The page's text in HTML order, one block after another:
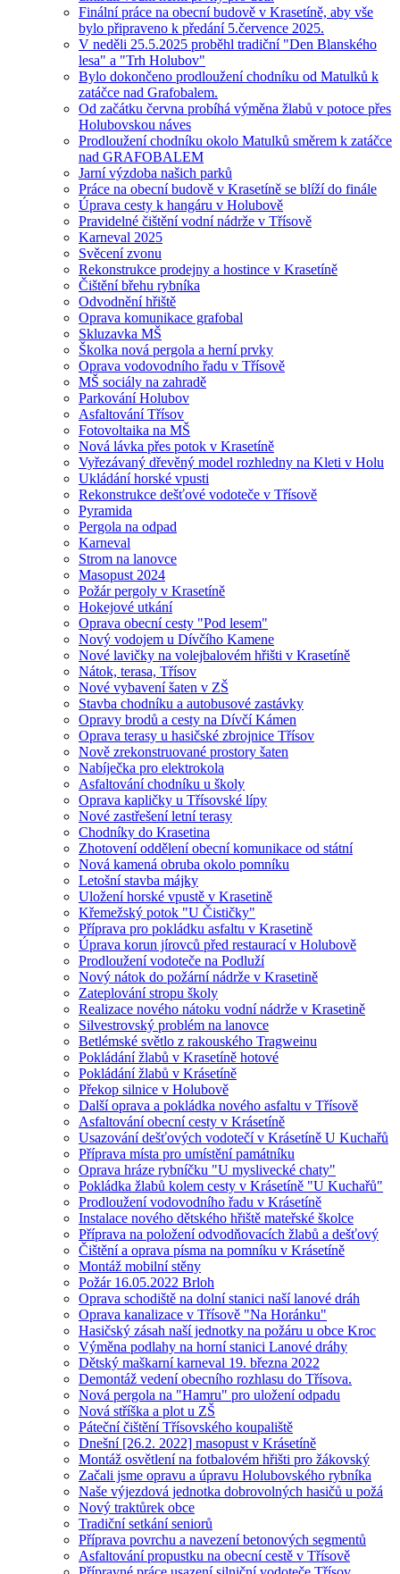
Finální práce na obecní budově v Krasetíně, aby vše
bylo připraveno k předání 5.července 2025.
V neděli 25.5.2025 proběhl tradiční "Den Blanského
lesa" a "Trh Holubov"
Bylo dokončeno prodloužení chodníku od Matulků k
zatáčce nad Grafobalem.
Od začátku června probíhá výměna žlabů v potoce přes
Holubovskou náves
Prodloužení chodníku okolo Matulků směrem k zatáčce
nad GRAFOBALEM
Jarní výzdoba našich parků
Práce na obecní budově v Krasetíně se blíží do finále
Úprava cesty k hangáru v Holubově
Pravidelné čištění vodní nádrže v Třísově
Karneval 2025
Svěcení zvonu
Rekonstrukce prodejny a hostince v Krasetíně
Čištění břehu rybníka
Odvodnění hřiště
Oprava komunikace grafobal
Skluzavka MŠ
Školka nová pergola a herní prvky
Oprava vodovodního řadu v Třísově
MŠ sociály na zahradě
Parkování Holubov
Asfaltování Třísov
Fotovoltaika na MŠ
Nová lávka přes potok v Krasetíně
Vyřezávaný dřevěný model rozhledny na Kleti v Holu
Ukládání horské vpusti
Rekonstrukce dešťové vodoteče v Třísově
Pyramida
Pergola na odpad
Karneval
Strom na lanovce
Masopust 2024
Požár pergoly v Krasetíně
Hokejové utkání
Oprava obecní cesty "Pod lesem"
Nový vodojem u Dívčího Kamene
Nové lavičky na volejbalovém hřišti v Krasetíně
Nátok, terasa, Třísov
Nové vybavení šaten v ZŠ
Stavba chodníku a autobusové zastávky
Opravy brodů a cesty na Dívčí Kámen
Oprava terasy u hasičské zbrojnice Třísov
Nově zrekonstruované prostory šaten
Nabíječka pro elektrokola
Asfaltování chodníku u školy
Oprava kapličky u Třísovské lípy
Nové zastřešení letní terasy
Chodníky do Krasetina
Zhotovení oddělení obecní komunikace od státní
Nová kamená obruba okolo pomníku
Letošní stavba májky
Uložení horské vpustě v Krasetině
Křemežský potok "U Čističky"
Příprava pro pokládku asfaltu v Krasetině
Úprava korun jírovců před restaurací v Holubově
Prodloužení vodoteče na Podluží
Nový nátok do požární nádrže v Krasetině
Zateplování stropu školy
Realizace nového nátoku vodní nádrže v Krasetině
Silvestrovský problém na lanovce
Betlémské světlo z rakouského Tragweinu
Pokládání žlabů v Krasetíně hotové
Pokládání žlabů v Krásetíně
Překop silnice v Holubově
Další oprava a pokládka nového asfaltu v Třísově
Asfaltování obecní cesty v Krásetíně
Usazování dešťových vodotečí v Krásetíně U Kuchařů
Příprava místa pro umístění památníku
Oprava hráze rybníčku "U myslivecké chaty"
Pokládka žlabů kolem cesty v Krásetíně "U Kuchařů"
Prodloužení vodovodního řadu v Krásetíně
Instalace nového dětského hřiště mateřské školce
Příprava na položení odvodňovacích žlabů a dešťový
Čištění a oprava písma na pomníku v Krásetíně
Montáž mobilní stěny
Požár 16.05.2022 Brloh
Oprava schodiště na dolní stanici naší lanové dráh
Oprava kanalizace v Třísově "Na Horánku"
Hasičský zásah naší jednotky na požáru u obce Kroc
Výměna podlahy na horní stanici Lanové dráhy
Dětský maškarní karneval 19. března 2022
Demontáž vedení obecního rozhlasu do Třísova.
Nová pergola na "Hamru" pro uložení odpadu
Nová stříška a plot u ZŠ
Páteční čištění Třísovského koupaliště
Dnešní [26.2. 2022] masopust v Krásetíně
Montáž osvětlení na fotbalovém hřišti pro žákovský
Začali jsme opravu a úpravu Holubovského rybníka
Naše výjezdová jednotka dobrovolných hasičů u požá
Nový traktůrek obce
Tradiční setkání seniorů
Příprava povrchu a navezení betonových segmentů
Asfaltování propustku na obecní cestě v Třísově